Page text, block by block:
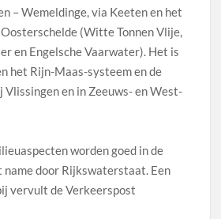
– Wemeldinge, via Keeten en het
(Witte Tonnen Vlije,
en Engelsche Vaarwater). Het is
het Rijn-Maas-systeem en de
en in Zeeuws- en West-
worden goed in de
name door Rijkswaterstaat. Een
vervult de Verkeerspost